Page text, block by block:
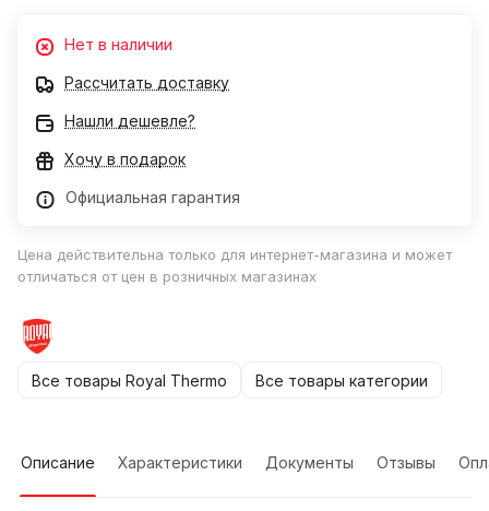
Нет в наличии
Рассчитать доставку
Нашли дешевле?
Хочу в подарок
Официальная гарантия
Цена действительна только для интернет-магазина и может
отличаться от цен в розничных магазинах
Все товары Royal Thermo Все товары категории
Описание Характеристики Документы Отзывы